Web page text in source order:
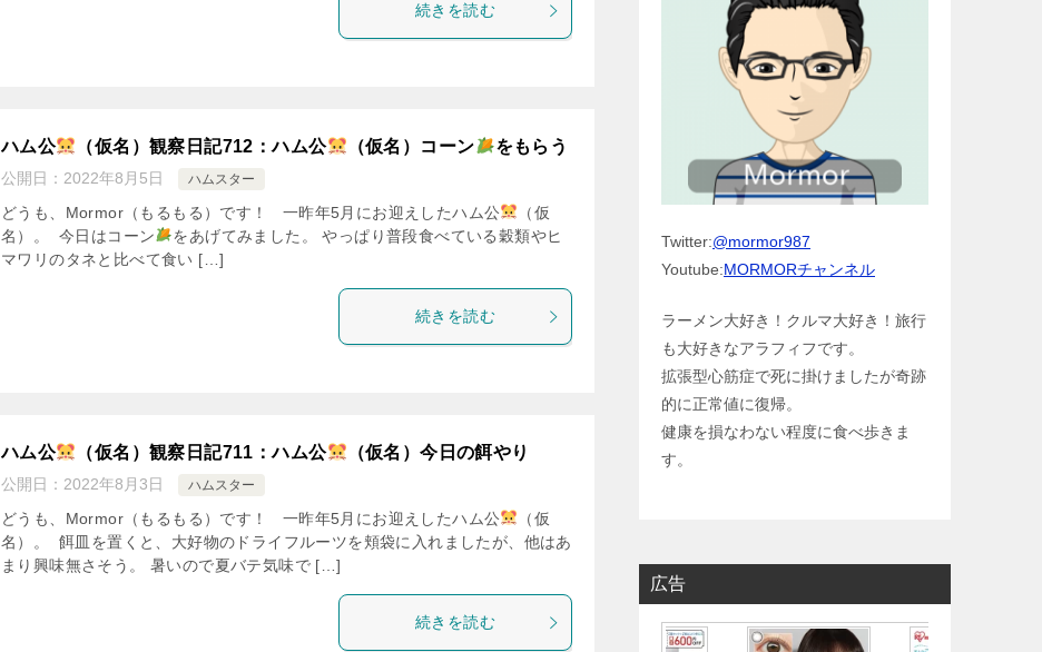
続きを読む
ハム公 （仮名）観察日記712：ハム公 （仮名）コーン をもらう
公開日： 2022年8月5日 ハムスター
どうも、Mormor（もるもる）です！ 一昨年5月にお迎えしたハム公
（仮
名）。 今日はコーン
をあげてみました。 やっぱり普段食べている穀類やヒ
マワリのタネと比べて食い […]
続きを読む
ハム公 （仮名）観察日記711：ハム公 （仮名）今日の餌やり
公開日： 2022年8月3日 ハムスター
どうも、Mormor（もるもる）です！ 一昨年5月にお迎えしたハム公
（仮
名）。 餌皿を置くと、大好物のドライフルーツを頬袋に入れましたが、他はあ
まり興味無さそう。 暑いので夏バテ気味で […]
続きを読む
Twitter:@mormor987
Youtube:MORMORチャンネル
ラーメン大好き！クルマ大好き！旅行
も大好きなアラフィフです。
拡張型心筋症で死に掛けましたが奇跡
的に正常値に復帰。
健康を損なわない程度に食べ歩きま
す。
広告